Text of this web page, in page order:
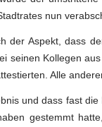
nun
der Aspekt, dass
seinen Kollegen
Alle
und dass fast
gestemmt